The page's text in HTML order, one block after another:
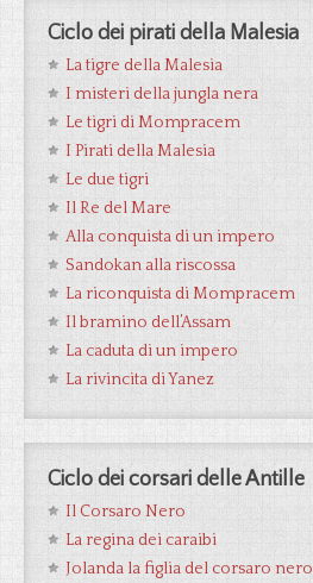
Ciclo dei pirati della Malesia
La tigre della Malesia
I misteri della jungla nera
Le tigri di Mompracem
I Pirati della Malesia
Le due tigri
Il Re del Mare
Alla conquista di un impero
Sandokan alla riscossa
La riconquista di Mompracem
Il bramino dell’Assam
La caduta di un impero
La rivincita di Yanez
Ciclo dei corsari delle Antille
Il Corsaro Nero
La regina dei caraibi
Jolanda la figlia del corsaro nero